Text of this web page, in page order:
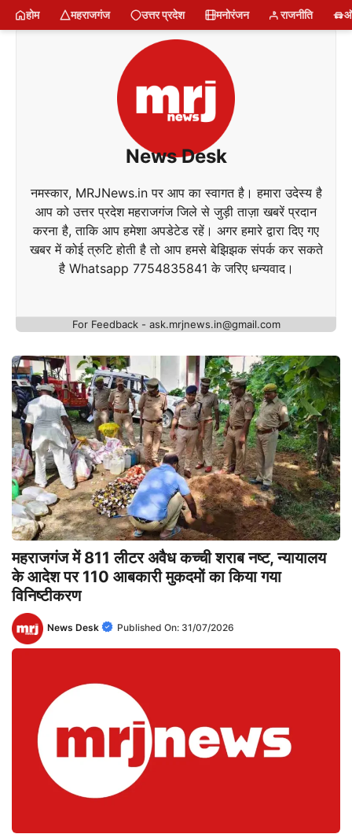
Skip
होम महराजगंज उत्तर प्रदेश मनोरंजन राजनीति
News Desk
नमस्कार, MRJNews.in पर आप का स्वागत है। हमारा उदेस्य है
आप को उत्तर प्रदेश महराजगंज जिले से जुड़ी ताज़ा खबरें प्रदान
करना है, ताकि आप हमेशा अपडेटेड रहें। अगर हमारे द्वारा दिए गए
खबर में कोई त्रुटि होती है तो आप हमसे बेझिझक संपर्क कर सकते
है Whatsapp 7754835841 के जरिए धन्यवाद।
For Feedback - ask.mrjnews.in@gmail.com
महराजगंज में 811 लीटर अवैध कच्ची शराब नष्ट, न्यायालय
के आदेश पर 110 आबकारी मुकदमों का किया गया
विनिष्टीकरण
News Desk Published On: 31/07/2026